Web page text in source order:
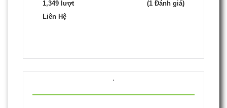
1,349 lượt
(1 Đánh giá)
Liên Hệ